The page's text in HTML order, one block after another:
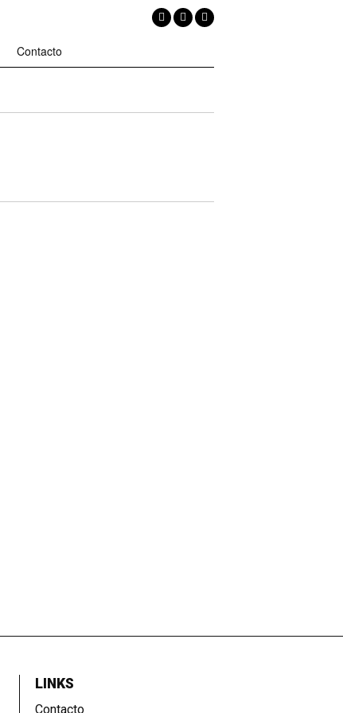
Contacto
LINKS
Contacto